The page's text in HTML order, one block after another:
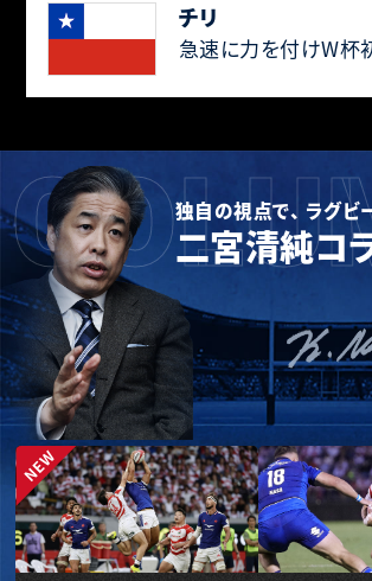
チリ
急速に力を付けW杯
独自の視点で、 ラグビ
二宮清純コ